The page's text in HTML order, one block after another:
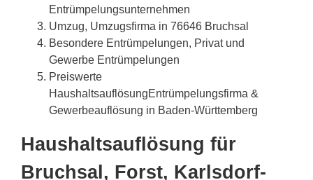
Entrümpelungsunternehmen
Umzug, Umzugsfirma in 76646 Bruchsal
Besondere Entrümpelungen, Privat und
Gewerbe Entrümpelungen
Preiswerte
HaushaltsauflösungEntrümpelungsfirma &
Gewerbeauflösung in Baden-Württemberg
Haushaltsauflösung für
Bruchsal, Forst, Karlsdorf-